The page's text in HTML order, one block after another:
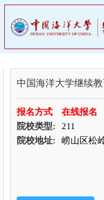
中国海洋大学继续
报名方式
在线报名
院校类型:
211
院校地址:
崂山区松